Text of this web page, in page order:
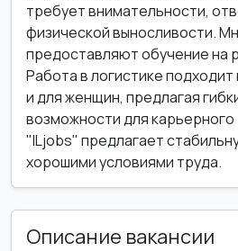
требует внимательности,
физической выносливости.
предоставляют обучение на
Работа в логистике подходит
и для женщин, предлагая
возможности для
"ILjobs" предлагает
хорошими условиями труда.
Описание вакансии